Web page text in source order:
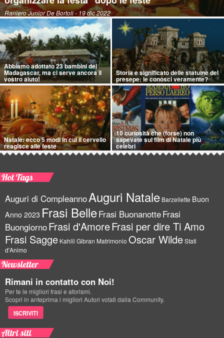
Raniero Junior De Bortoli- 19 dic 2022
Abbiamo adottato 23 bambini del
Madagascar, ma ci serve ancora il
vostro aiuto!
Storia e significato delle statuine del
presepe: le conosci veramente?
Natale: ecco 5 modi in cui il cervello
reagisce alle feste
10 curiosità che (forse) non
sapevate sui film di Natale più
celebri
Hot Tags
Auguri di CompleannoAuguri Natale Barzellette Buon
Anno 2023 Frasi BelleFrasi BuonanotteFrasi
BuongiornoFrasi d'AmoreFrasi per dire Ti Amo
Frasi Sagge Kahlil Gibran Matrimonio Oscar WildeStati
d'Animo
Newsletter
Rimani in contatto con Noi!
Per te le migliori frasi e aforismi.
Scopri in anteprima i migliori Autori votati dalla Community.
ISCRIVITI
Altri siti